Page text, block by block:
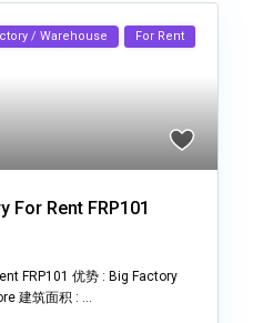
/ Warehouse For Rent
For Rent FRP101
FRP101 优势 : Big Factory
建筑面积 : ...